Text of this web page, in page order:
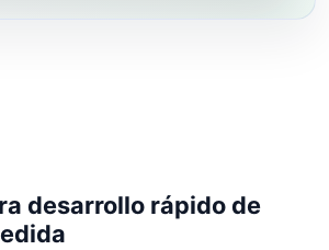
desarrollo rápido de